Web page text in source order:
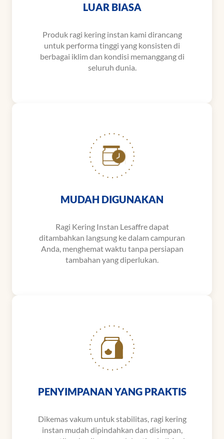
LUAR BIASA
Produk ragi kering instan kami dirancang
untuk performa tinggi yang konsisten di
berbagai iklim dan kondisi memanggang di
seluruh dunia.
MUDAH DIGUNAKAN
Ragi Kering Instan Lesaffre dapat
ditambahkan langsung ke dalam campuran
Anda, menghemat waktu tanpa persiapan
tambahan yang diperlukan.
PENYIMPANAN YANG PRAKTIS
Dikemas vakum untuk stabilitas, ragi kering
instan mudah dipindahkan dan disimpan,